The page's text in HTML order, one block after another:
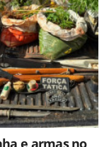
e armas no